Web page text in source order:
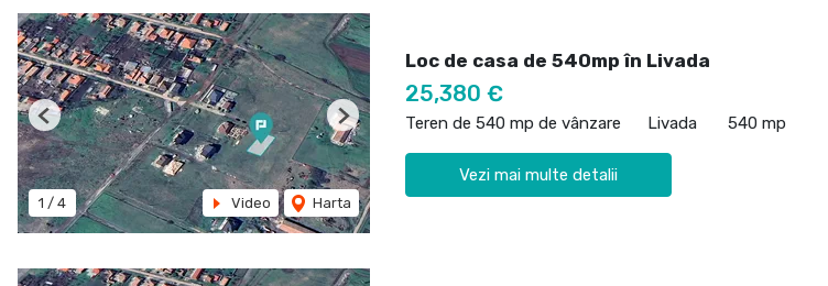
1 / 4 Video Harta
Previous Next
Loc de casa de 540mp în Livada
25,380 €
Teren de 540 mp de vânzare Livada 540 mp
Vezi mai multe detalii